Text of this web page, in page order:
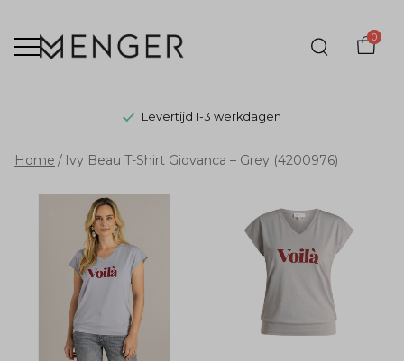
0
Levertijd 1-3 werkdagen
Ivy
Beau
Shirt
Giovanca
Home Ivy Beau T-Shirt Giovanca – Grey (4200976)